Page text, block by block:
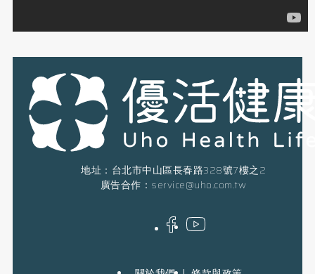
地址：台北市中山區長春路328號7樓之2
廣告合作： service@uho.com.tw